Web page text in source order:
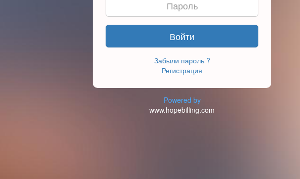
Войти
Забыли пароль ?
Регистрация
Powered by
www.hopebilling.com